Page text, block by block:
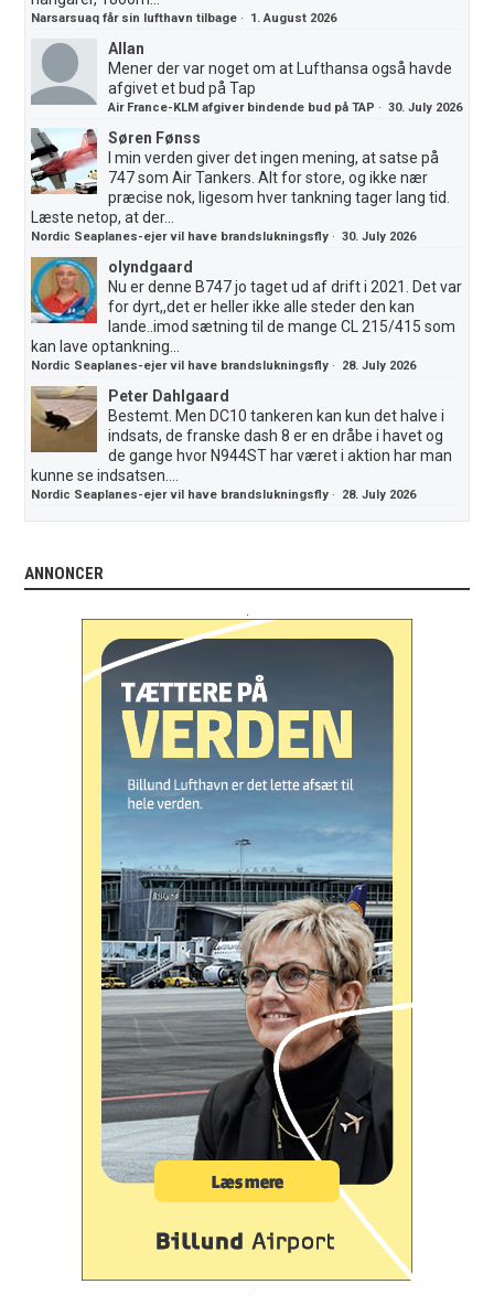
Narsarsuaq får sin lufthavn tilbage · 1. August 2026
Allan
Mener der var noget om at Lufthansa også havde
afgivet et bud på Tap
Air France-KLM afgiver bindende bud på TAP ·30. July 2026
Søren Fønss
I min verden giver det ingen mening, at satse på
747 som Air Tankers. Alt for store, og ikke nær
præcise nok, ligesom hver tankning tager lang tid.
Læste netop, at der...
Nordic Seaplanes-ejer vil have brandslukningsfly ·30. July 2026
olyndgaard
Nu er denne B747 jo taget ud af drift i 2021. Det var
for dyrt,,det er heller ikke alle steder den kan
lande..imod sætning til de mange CL 215/415 som
kan lave optankning...
Nordic Seaplanes-ejer vil have brandslukningsfly · 28. July 2026
Peter Dahlgaard
Bestemt. Men DC10 tankeren kan kun det halve i
indsats, de franske dash 8 er en dråbe i havet og
de gange hvor N944ST har været i aktion har man
kunne se indsatsen....
Nordic Seaplanes-ejer vil have brandslukningsfly · 28. July 2026
ANNONCER